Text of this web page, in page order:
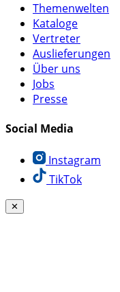
Themenwelten
Kataloge
Vertreter
Auslieferungen
Über uns
Jobs
Presse
Social Media
Instagram
TikTok
✕